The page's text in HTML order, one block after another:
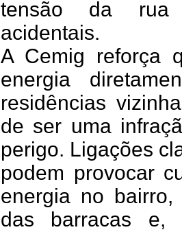
tensão da rua
acidentais.
A Cemig reforça
energia
residências
de ser uma
perigo. Ligações
podem provocar
energia no bairro,
das barracas e,